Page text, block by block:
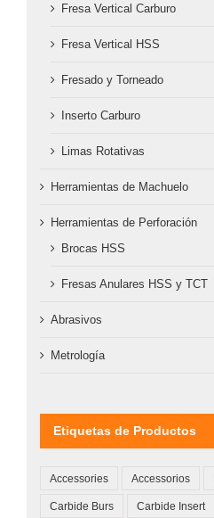
Fresa Vertical Carburo
Fresa Vertical HSS
Fresado y Torneado
Inserto Carburo
Limas Rotativas
Herramientas de Machuelo
Herramientas de Perforación
Brocas HSS
Fresas Anulares HSS y TCT
Abrasivos
Metrología
Etiquetas de Productos
Accessories Accessorios
Carbide Burs Carbide Insert